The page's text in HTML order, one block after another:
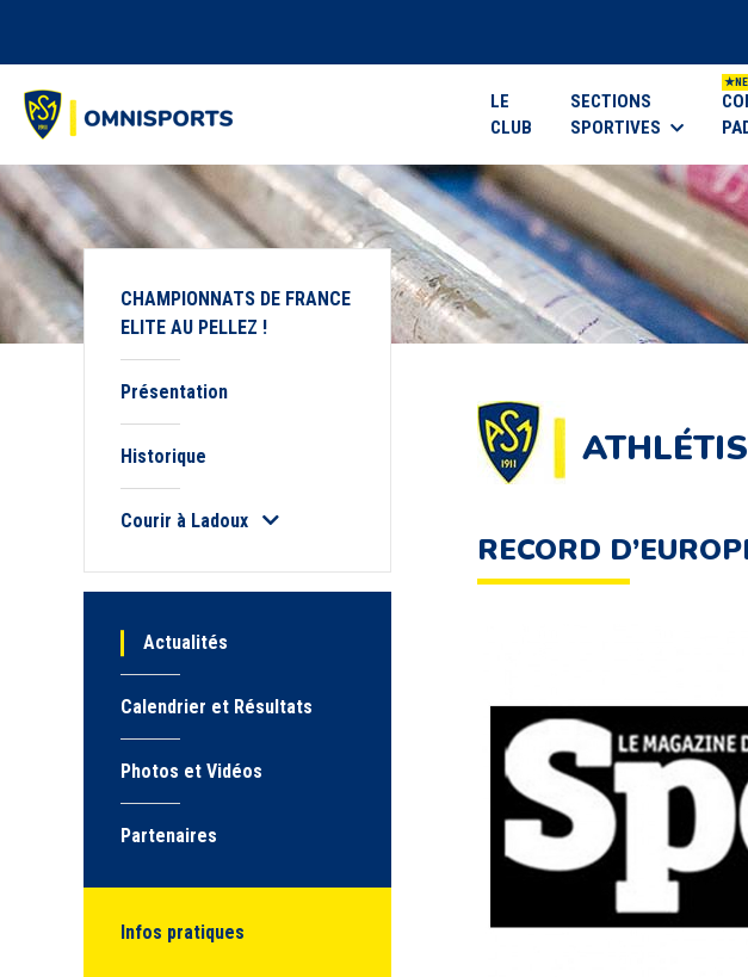
LE
CLUB
SECTIONS
SPORTIVES
CHAMPIONNATS DE FRANCE
ELITE AU PELLEZ !
Présentation
Historique
Courir à Ladoux
Actualités
Calendrier et Résultats
Photos et Vidéos
Partenaires
Infos pratiques
RECORD